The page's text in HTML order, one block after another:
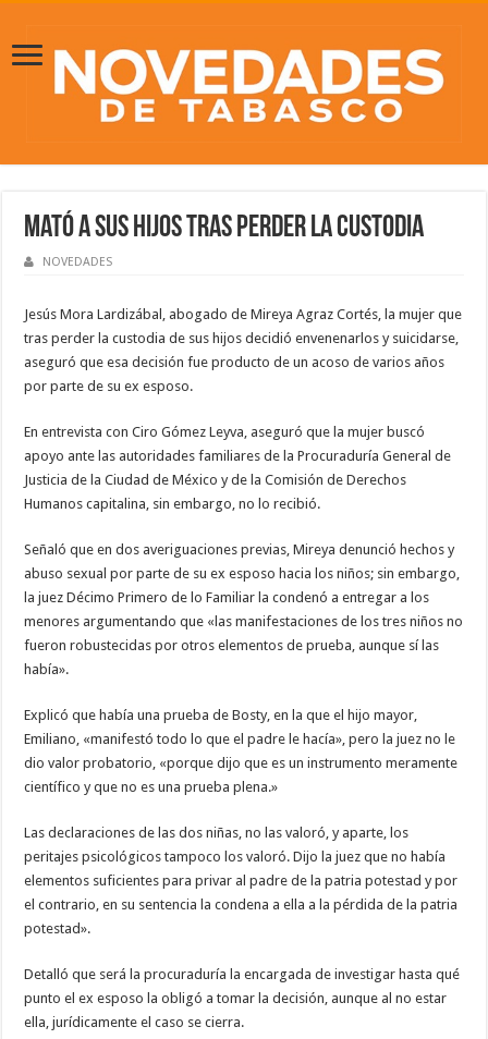
Mató a sus hijos tras perder la custodia
NOVEDADES
Jesús Mora Lardizábal, abogado de Mireya Agraz Cortés, la mujer que
tras perder la custodia de sus hijos decidió envenenarlos y suicidarse,
aseguró que esa decisión fue producto de un acoso de varios años
por parte de su ex esposo.
En entrevista con Ciro Gómez Leyva, aseguró que la mujer buscó
apoyo ante las autoridades familiares de la Procuraduría General de
Justicia de la Ciudad de México y de la Comisión de Derechos
Humanos capitalina, sin embargo, no lo recibió.
Señaló que en dos averiguaciones previas, Mireya denunció hechos y
abuso sexual por parte de su ex esposo hacia los niños; sin embargo,
la juez Décimo Primero de lo Familiar la condenó a entregar a los
menores argumentando que «las manifestaciones de los tres niños no
fueron robustecidas por otros elementos de prueba, aunque sí las
había».
Explicó que había una prueba de Bosty, en la que el hijo mayor,
Emiliano, «manifestó todo lo que el padre le hacía», pero la juez no le
dio valor probatorio, «porque dijo que es un instrumento meramente
científico y que no es una prueba plena.»
Las declaraciones de las dos niñas, no las valoró, y aparte, los
peritajes psicológicos tampoco los valoró. Dijo la juez que no había
elementos suficientes para privar al padre de la patria potestad y por
el contrario, en su sentencia la condena a ella a la pérdida de la patria
potestad».
Detalló que será la procuraduría la encargada de investigar hasta qué
punto el ex esposo la obligó a tomar la decisión, aunque al no estar
ella, jurídicamente el caso se cierra.